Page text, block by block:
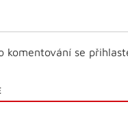
komentování se